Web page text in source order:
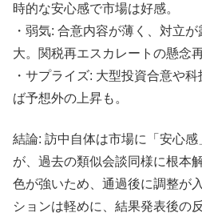
時的な安心感で市場は好感。
・弱気: 合意内容が薄く、対立
大。関税再エスカレートの懸念再
・サプライズ: 大型投資合意や
ば予想外の上昇も。
結論: 訪中自体は市場に「安心
が、過去の類似会談同様に根本
色が強いため、通過後に調整が
ションは軽めに、結果発表後の